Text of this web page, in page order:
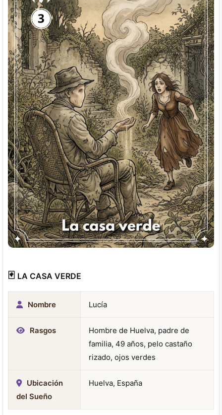
🃏 LA CASA VERDE
Nombre Lucía
Rasgos
Hombre de Huelva, padre de
familia, 49 años, pelo castaño
rizado, ojos verdes
Ubicación
del Sueño
Huelva, España